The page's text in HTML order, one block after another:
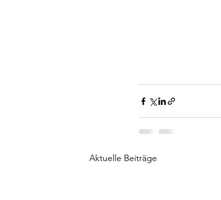
Aktuelle Beiträge